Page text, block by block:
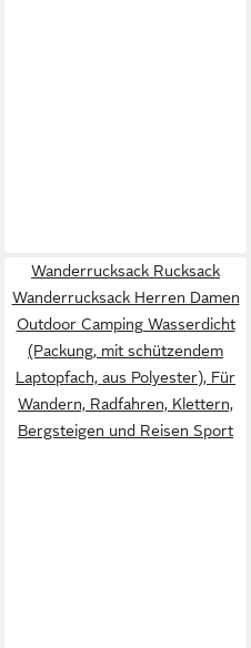
Wanderrucksack Rucksack
Wanderrucksack Herren Damen
Outdoor Camping Wasserdicht
(Packung, mit schützendem
Laptopfach, aus Polyester), Für
Wandern, Radfahren, Klettern,
Bergsteigen und Reisen Sport